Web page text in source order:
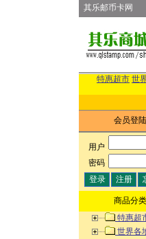
其乐邮币卡网
特惠超市 世
会员登陆
用户:
密码:
商品分类
特惠超
世界各